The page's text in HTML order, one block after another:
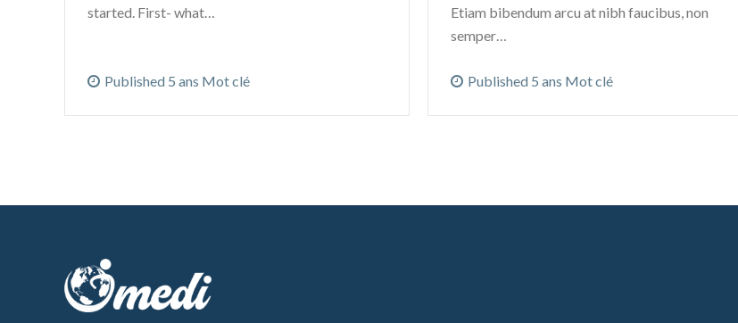
started. First- what…
Published 5 ans Mot clé
Etiam bibendum arcu at nibh faucibus, non
semper…
Published 5 ans Mot clé